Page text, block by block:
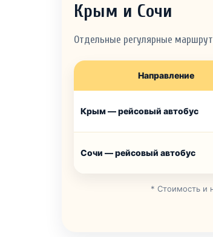
Крым и Сочи
Отдельные регулярные
Направление
Крым — рейсовый автобус
Сочи — рейсовый автобус
* Стоимость и